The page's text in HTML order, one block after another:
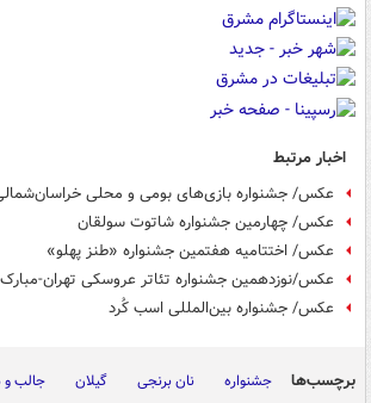
اخبار مرتبط
عکس/ جشنواره بازی‌های بومی و محلی
عکس/ چهارمین جشنواره شاتوت سولقان
عکس/ اختتامیه هفتمین جشنواره «طنز پهلو»
عکس/نوزدهمین جشنواره تئاتر عروسکی تهران-مبارک
عکس/ جشنواره بین‌المللی اسب کُرد
برچسب‌ها جشنواره نان برنجی گیلان جالب و